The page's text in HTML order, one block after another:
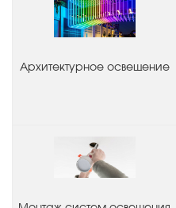
Архитектурное освещение